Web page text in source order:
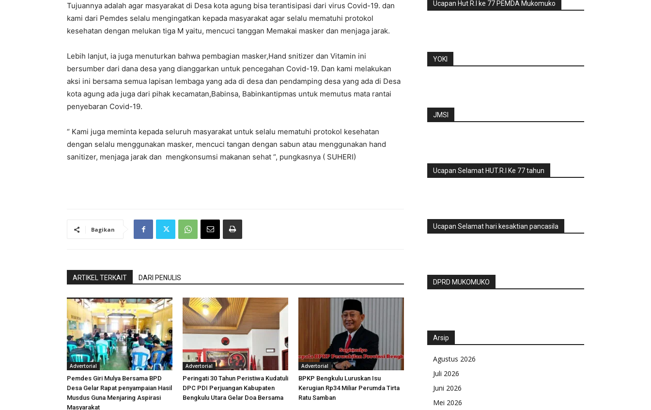
Tujuannya adalah agar masyarakat di Desa kota agung bisa terantisipasi dari virus Covid-19. dan
kami dari Pemdes selalu mengingatkan kepada masyarakat agar selalu mematuhi protokol
kesehatan dengan melukan tiga M yaitu, mencuci tanggan Memakai masker dan menjaga jarak.
Lebih lanjut, ia juga menuturkan bahwa pembagian masker,Hand snitizer dan Vitamin ini
bersumber dari dana desa yang dianggarkan untuk pencegahan Covid-19. Dan kami melakukan
aksi ini bersama semua lapisan lembaga yang ada di desa dan pendamping desa yang ada di Desa
kota agung ada juga dari pihak kecamatan,Babinsa, Babinkantipmas untuk memutus mata rantai
penyebaran Covid-19.
“ Kami juga meminta kepada seluruh masyarakat untuk selalu mematuhi protokol kesehatan
dengan selalu menggunakan masker, mencuci tangan dengan sabun atau menggunakan hand
sanitizer, menjaga jarak dan mengkonsumsi makanan sehat “, pungkasnya ( SUHERI)
Bagikan
ARTIKEL TERKAIT DARI PENULIS
Advertorial
Pemdes Giri Mulya Bersama BPD
Desa Gelar Rapat penyampaian Hasil
Musdus Guna Menjaring Aspirasi
Masyarakat
Advertorial
Peringati 30 Tahun Peristiwa Kudatuli
DPC PDI Perjuangan Kabupaten
Bengkulu Utara Gelar Doa Bersama
Advertorial
BPKP Bengkulu Luruskan Isu
Kerugian Rp34 Miliar Perumda Tirta
Ratu Samban
Ucapan Hut R.I ke 77 PEMDA Mukomuko
YOKI
JMSI
Ucapan Selamat HUT.R.I Ke 77 tahun
Ucapan Selamat hari kesaktian pancasila
DPRD MUKOMUKO
Arsip
Agustus 2026
Juli 2026
Juni 2026
Mei 2026